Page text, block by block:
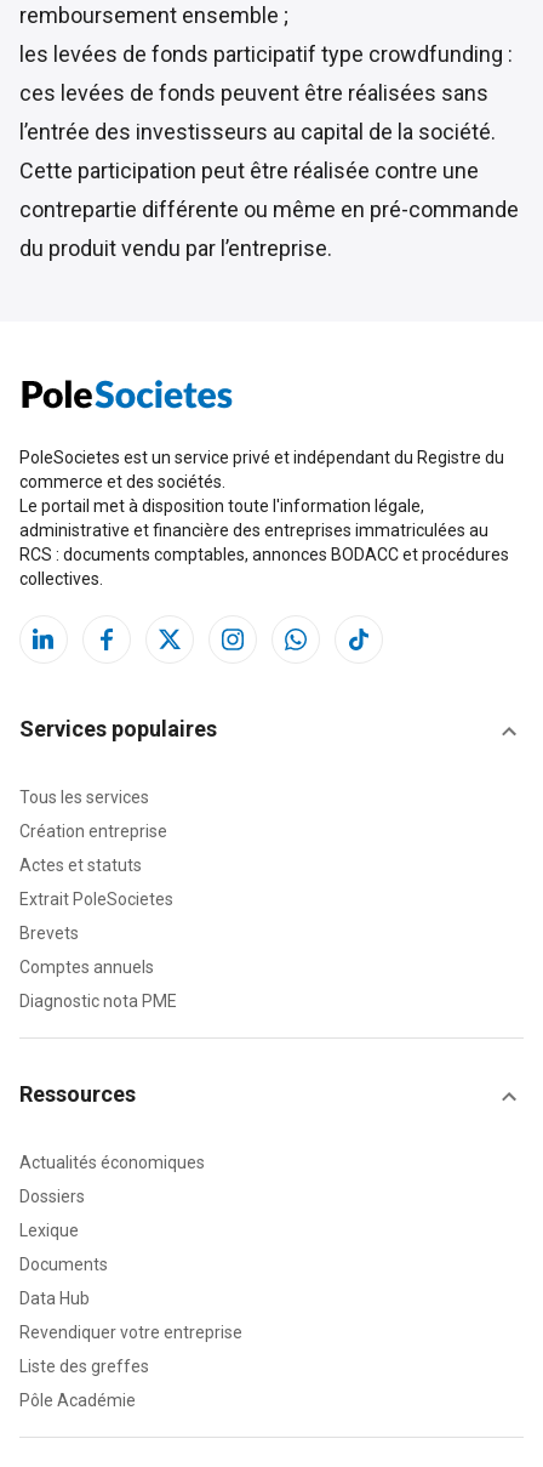
remboursement ensemble ;
les levées de fonds participatif type crowdfunding :
ces levées de fonds peuvent être réalisées sans
l’entrée des investisseurs au capital de la société.
Cette participation peut être réalisée contre une
contrepartie différente ou même en pré-commande
du produit vendu par l’entreprise.
PoleSocietes est un service privé et indépendant du Registre du
commerce et des sociétés.
Le portail met à disposition toute l'information légale,
administrative et financière des entreprises immatriculées au
RCS : documents comptables, annonces BODACC et procédures
collectives.
Services populaires
Tous les services
Création entreprise
Actes et statuts
Extrait PoleSocietes
Brevets
Comptes annuels
Diagnostic nota PME
Ressources
Actualités économiques
Dossiers
Lexique
Documents
Data Hub
Revendiquer votre entreprise
Liste des greffes
Pôle Académie